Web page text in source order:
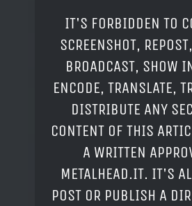
IT'S FORBIDDEN TO
SCREENSHOT,
BROADCAST, SHOW
ENCODE, TRANSLATE,
DISTRIBUTE ANY
CONTENT OF THIS
A WRITTEN
METALHEAD.IT. IT'S
POST OR PUBLISH A